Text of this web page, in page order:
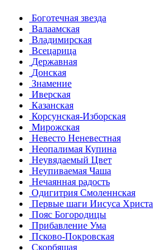
Боготечная звезда
Валаамская
Владимирская
Всецарица
Державная
Донская
Знамение
Иверская
Казанская
Корсунская-Изборская
Мирожская
Невесто Неневестная
Неопалимая Купина
Неувядаемый Цвет
Неупиваемая Чаша
Нечаянная радость
Одигитрия Смоленнская
Первые шаги Иисуса Христа
Пояс Богородицы
Прибавление Ума
Псково-Покровская
Скорбящая